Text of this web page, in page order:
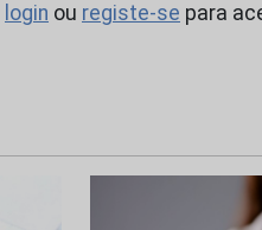
login ou registe-se para